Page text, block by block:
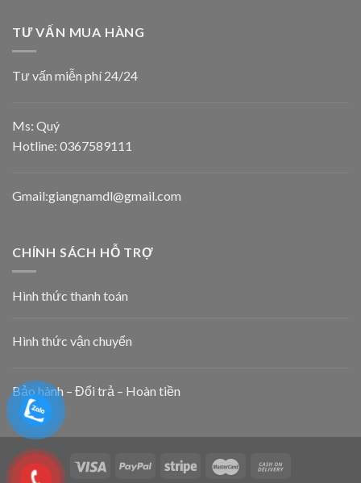
TƯ VẤN MUA HÀNG
Tư vấn miễn phí 24/24
Ms: Quý
Hotline: 0367589111
Gmail:giangnamdl@gmail.com
CHÍNH SÁCH HỖ TRỢ
Hình thức thanh toán
Hình thức vận chuyển
Bảo hành – Đổi trả – Hoàn tiền